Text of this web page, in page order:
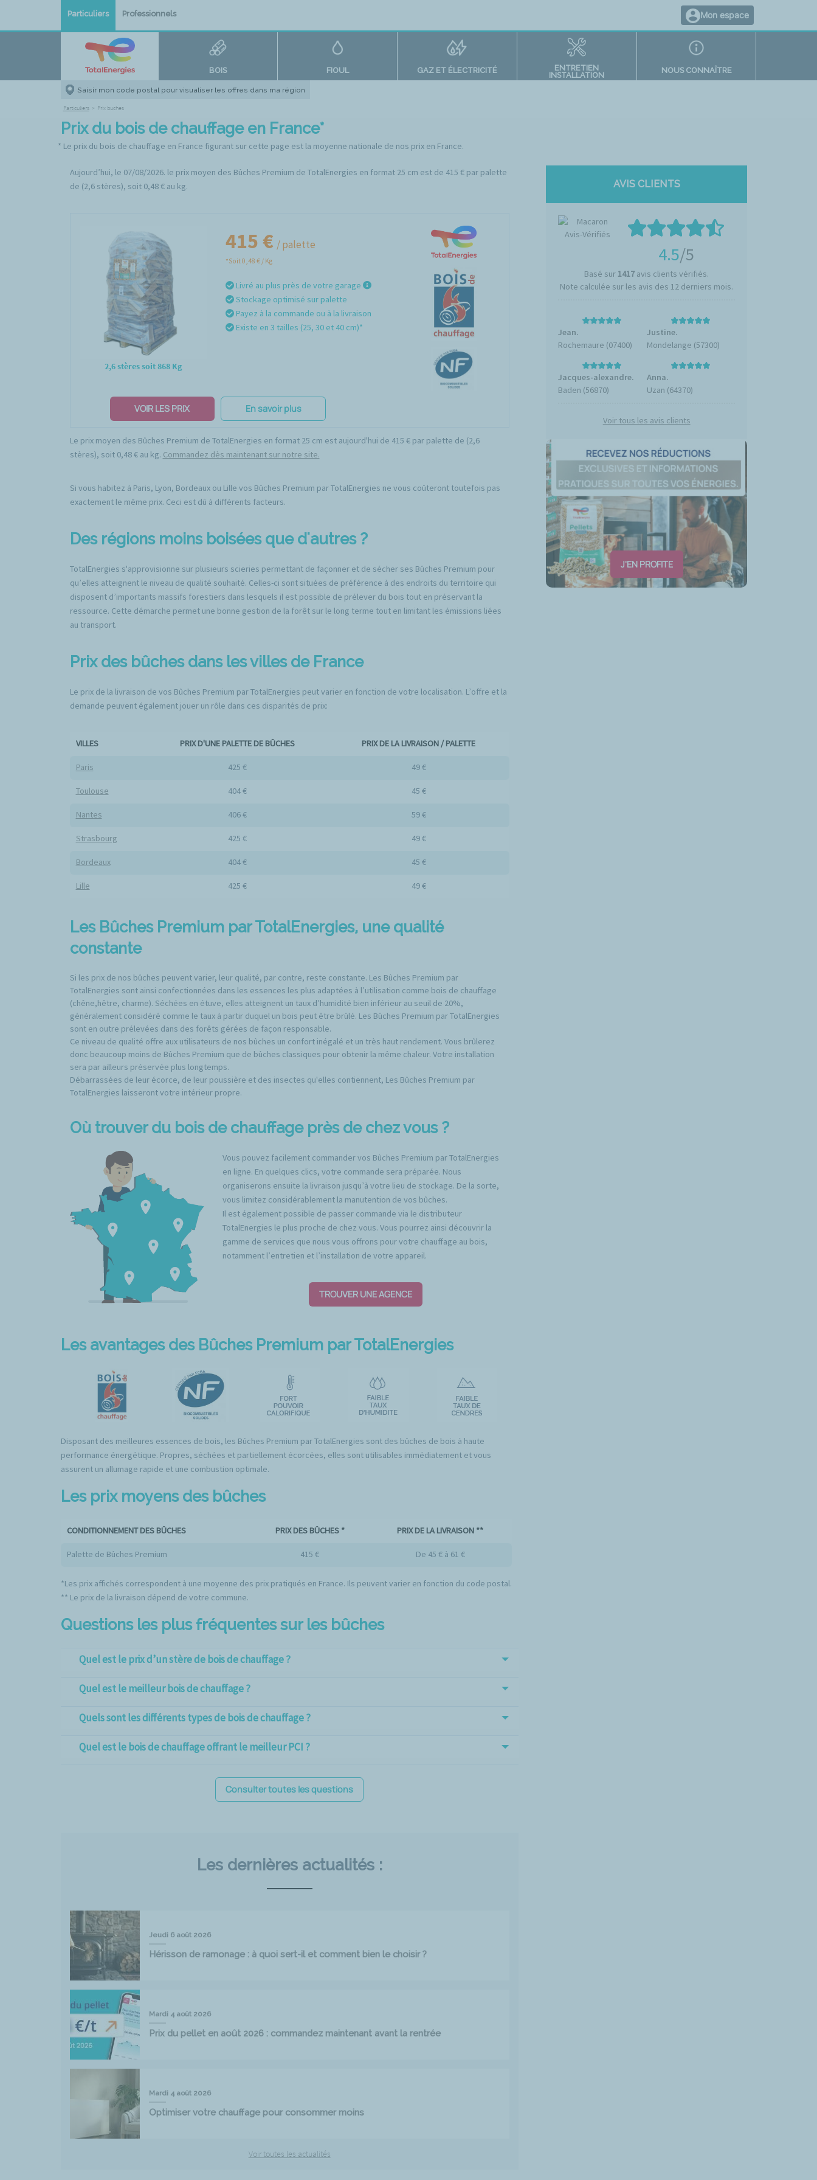
Particuliers Professionnels Mon espace
BOIS FIOUL GAZ ET ÉLECTRICITÉ
ENTRETIEN
INSTALLATION
NOUS CONNAÎTRE
Saisir mon code postal pour visualiser les offres dans ma région
Particuliers > Prix buches
Prix du bois de chauffage en France*
* Le prix du bois de chauffage en France figurant sur cette page est la moyenne nationale de nos prix en France.
Aujourd’hui, le 07/08/2026. le prix moyen des Bûches Premium de TotalEnergies en format 25 cm est de 415 € par palette
de (2,6 stères), soit 0,48 € au kg.
2,6 stères soit 868 Kg
415 € / palette
*Soit 0,48 € / Kg
Livré au plus près de votre garage
Stockage optimisé sur palette
Payez à la commande ou à la livraison
Existe en 3 tailles (25, 30 et 40 cm)*
VOIR LES PRIX En savoir plus
Le prix moyen des Bûches Premium de TotalEnergies en format 25 cm est aujourd'hui de 415 € par palette de (2,6
stères), soit 0,48 € au kg. Commandez dès maintenant sur notre site.
Si vous habitez à Paris, Lyon, Bordeaux ou Lille vos Bûches Premium par TotalEnergies ne vous coûteront toutefois pas
exactement le même prix. Ceci est dû à différents facteurs.
Des régions moins boisées que d'autres ?
TotalEnergies s'approvisionne sur plusieurs scieries permettant de façonner et de sécher ses Bûches Premium pour
qu’elles atteignent le niveau de qualité souhaité. Celles-ci sont situées de préférence à des endroits du territoire qui
disposent d’importants massifs forestiers dans lesquels il est possible de prélever du bois tout en préservant la
ressource. Cette démarche permet une bonne gestion de la forêt sur le long terme tout en limitant les émissions liées
au transport.
Prix des bûches dans les villes de France
Le prix de la livraison de vos Bûches Premium par TotalEnergies peut varier en fonction de votre localisation. L’offre et la
demande peuvent également jouer un rôle dans ces disparités de prix:
VILLES PRIX D'UNE PALETTE DE BÛCHES PRIX DE LA LIVRAISON / PALETTE
Paris 425 € 49 €
Toulouse 404 € 45 €
Nantes 406 € 59 €
Strasbourg 425 € 49 €
Bordeaux 404 € 45 €
Lille 425 € 49 €
Les Bûches Premium par TotalEnergies, une qualité
constante
Si les prix de nos bûches peuvent varier, leur qualité, par contre, reste constante. Les Bûches Premium par
TotalEnergies sont ainsi confectionnées dans les essences les plus adaptées à l’utilisation comme bois de chauffage
(chêne,hêtre, charme). Séchées en étuve, elles atteignent un taux d’humidité bien inférieur au seuil de 20%,
généralement considéré comme le taux à partir duquel un bois peut être brûlé. Les Bûches Premium par TotalEnergies
sont en outre prélevées dans des forêts gérées de façon responsable.
Ce niveau de qualité offre aux utilisateurs de nos bûches un confort inégalé et un très haut rendement. Vous brûlerez
donc beaucoup moins de Bûches Premium que de bûches classiques pour obtenir la même chaleur. Votre installation
sera par ailleurs préservée plus longtemps.
Débarrassées de leur écorce, de leur poussière et des insectes qu'elles contiennent, Les Bûches Premium par
TotalEnergies laisseront votre intérieur propre.
Où trouver du bois de chauffage près de chez vous ?
Vous pouvez facilement commander vos Bûches Premium par TotalEnergies
en ligne. En quelques clics, votre commande sera préparée. Nous
organiserons ensuite la livraison jusqu’à votre lieu de stockage. De la sorte,
vous limitez considérablement la manutention de vos bûches.
Il est également possible de passer commande via le distributeur
TotalEnergies le plus proche de chez vous. Vous pourrez ainsi découvrir la
gamme de services que nous vous offrons pour votre chauffage au bois,
notamment l’entretien et l’installation de votre appareil.
TROUVER UNE AGENCE
Les avantages des Bûches Premium par TotalEnergies
Disposant des meilleures essences de bois, les Bûches Premium par TotalEnergies sont des bûches de bois à haute
performance énergétique. Propres, séchées et partiellement écorcées, elles sont utilisables immédiatement et vous
assurent un allumage rapide et une combustion optimale.
Les prix moyens des bûches
CONDITIONNEMENT DES BÛCHES PRIX DES BÛCHES * PRIX DE LA LIVRAISON **
Palette de Bûches Premium 415 € De 45 € à 61 €
*Les prix affichés correspondent à une moyenne des prix pratiqués en France. Ils peuvent varier en fonction du code postal.
** Le prix de la livraison dépend de votre commune.
Questions les plus fréquentes sur les bûches
Quel est le prix d’un stère de bois de chauffage ?
Quel est le meilleur bois de chauffage ?
Quels sont les différents types de bois de chauffage ?
Quel est le bois de chauffage offrant le meilleur PCI ?
Consulter toutes les questions
Les dernières actualités :
Jeudi 6 août 2026
Hérisson de ramonage : à quoi sert-il et comment bien le choisir ?
Mardi 4 août 2026
Prix du pellet en août 2026 : commandez maintenant avant la rentrée
Mardi 4 août 2026
Optimiser votre chauffage pour consommer moins
Voir toutes les actualités
AVIS CLIENTS
4.5/5
Basé sur 1417avis clients vérifiés.
Note calculée sur les avis des 12 derniers mois.
Jean.
Rochemaure (07400)
Justine.
Mondelange (57300)
Jacques-alexandre.
Baden (56870)
Anna.
Uzan (64370)
Voir tous les avis clients
J'EN PROFITE